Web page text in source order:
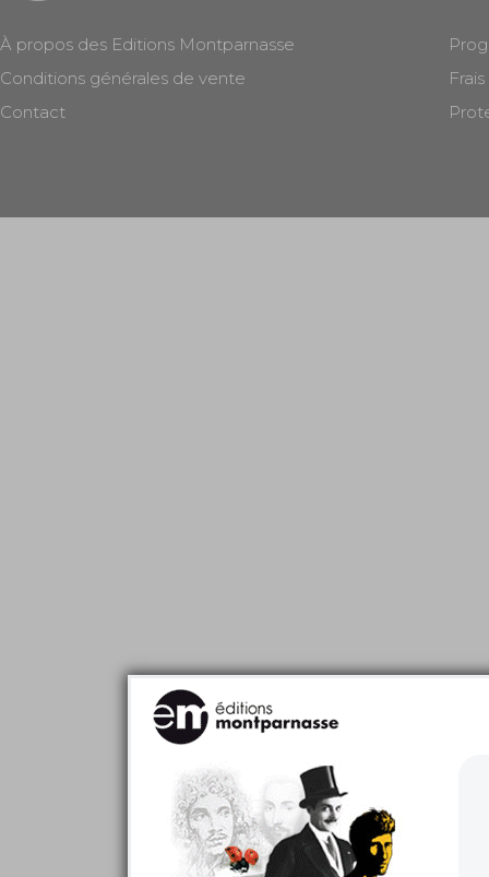
À propos des Editions Montparnasse
Conditions générales de vente
Contact